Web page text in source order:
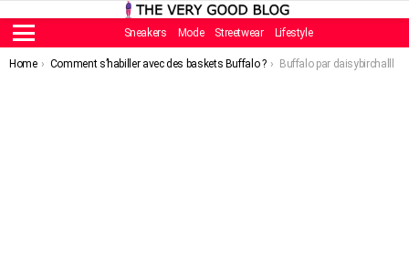
Menu
Sneakers Mode Streetwear Lifestyle
You are here:
Home Comment s’habiller avec des baskets Buffalo ? Buffalo par daisybirchalll